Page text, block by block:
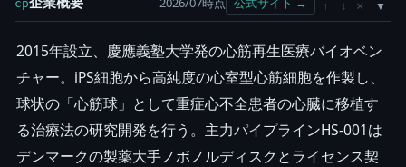
cp ↑ ↓ ×
2015年設立、慶應義塾大学発の心筋再生医療バイオベン
チャー。iPS細胞から高純度の心室型心筋細胞を作製し、
球状の「心筋球」として重症心不全患者の心臓に移植す
る治療法の研究開発を行う。主力パイプラインHS-001は
デンマークの製薬大手ノボノルディスクとライセンス契